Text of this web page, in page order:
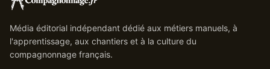
Média éditorial indépendant dédié aux métiers manuels, à
l'apprentissage, aux chantiers et à la culture du
compagnonnage français.